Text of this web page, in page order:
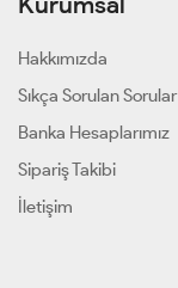
Hakkımızda
Sıkça Sorulan Sorular
Banka Hesaplarımız
Sipariş Takibi
İletişim